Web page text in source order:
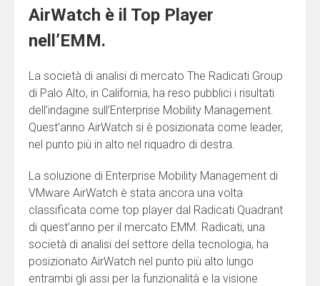
Provincia
CAP
Nazione
Telefono (richiesto)
Fax
AirWatch è il Top Player
nell’EMM.
La società di analisi di mercato The Radicati Group
di Palo Alto, in California, ha reso pubblici i risultati
dell’indagine sull’Enterprise Mobility Management.
Quest’anno AirWatch si è posizionata come leader,
nel punto più in alto nel riquadro di destra.
La soluzione di Enterprise Mobility Management di
VMware AirWatch è stata ancora una volta
classificata come top player dal Radicati Quadrant
di quest’anno per il mercato EMM. Radicati, una
società di analisi del settore della tecnologia, ha
posizionato AirWatch nel punto più alto lungo
entrambi gli assi per la funzionalità e la visione